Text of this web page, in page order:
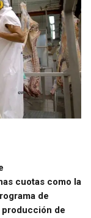
cuotas como la
de
producción de